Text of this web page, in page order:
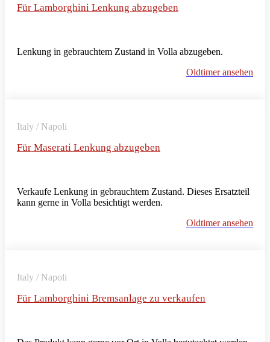
Für Lamborghini Lenkung abzugeben
Lenkung in gebrauchtem Zustand in Volla abzugeben.
Oldtimer ansehen
Italy / Napoli
Für Maserati Lenkung abzugeben
Verkaufe Lenkung in gebrauchtem Zustand. Dieses Ersatzteil
kann gerne in Volla besichtigt werden.
Oldtimer ansehen
Italy / Napoli
Für Lamborghini Bremsanlage zu verkaufen